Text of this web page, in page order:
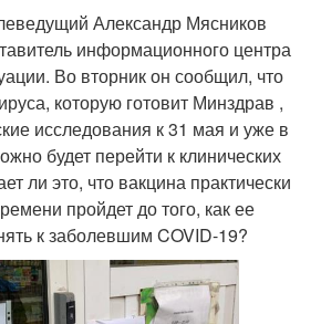
Александр Мясников
информационного центра
Во вторник он сообщил, что
которую готовит Минздрав ,
исследования к 31 мая и уже в
будет перейти к клинических
ли это, что вакцина практически
пройдет до того, как ее
к заболевшим COVID-19?